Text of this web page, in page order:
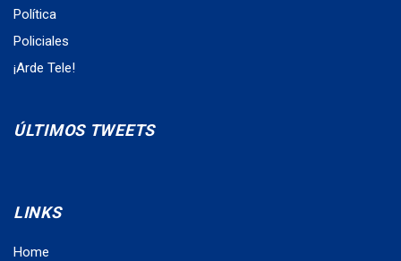
Política
Policiales
¡Arde Tele!
ÚLTIMOS TWEETS
LINKS
Home